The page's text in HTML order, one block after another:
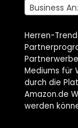
Business
Herren-
Mediums für
durch die
Amazon.de
werden